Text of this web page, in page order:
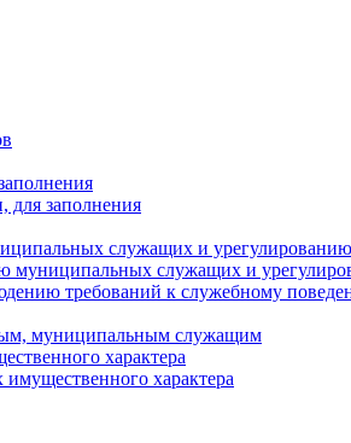
для заполнения
служащих и урегулированию
служащих и
требований к служебному
муниципальным служащим
характера
имущественного характера